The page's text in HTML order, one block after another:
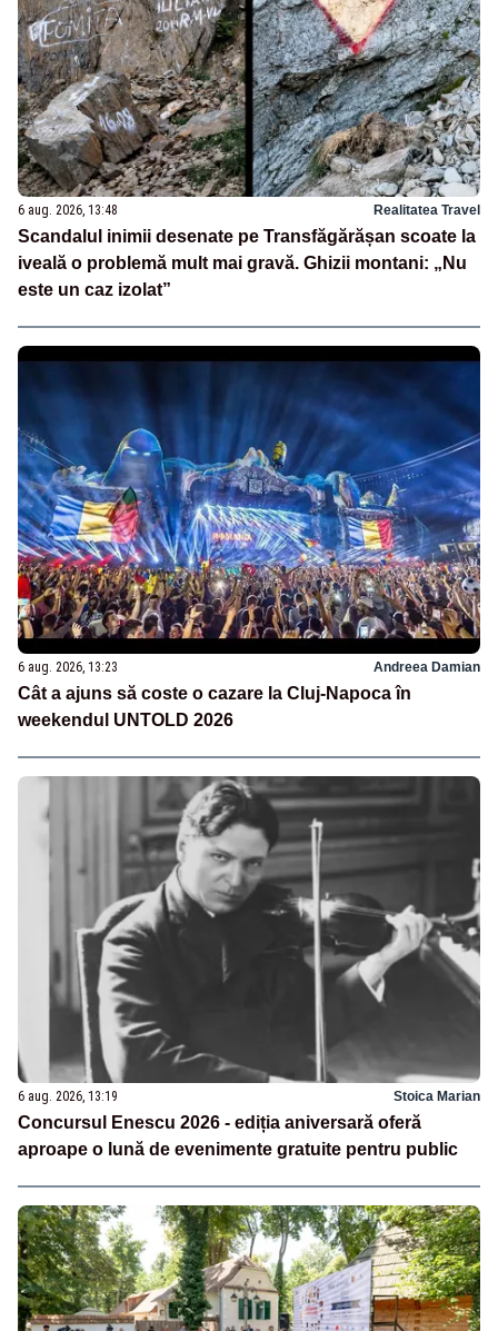
6 aug. 2026, 13:48 Realitatea Travel
Scandalul inimii desenate pe Transfăgărășan scoate la
iveală o problemă mult mai gravă. Ghizii montani: „Nu
este un caz izolat”
6 aug. 2026, 13:23 Andreea Damian
Cât a ajuns să coste o cazare la Cluj-Napoca în
weekendul UNTOLD 2026
6 aug. 2026, 13:19 Stoica Marian
Concursul Enescu 2026 - ediția aniversară oferă
aproape o lună de evenimente gratuite pentru public